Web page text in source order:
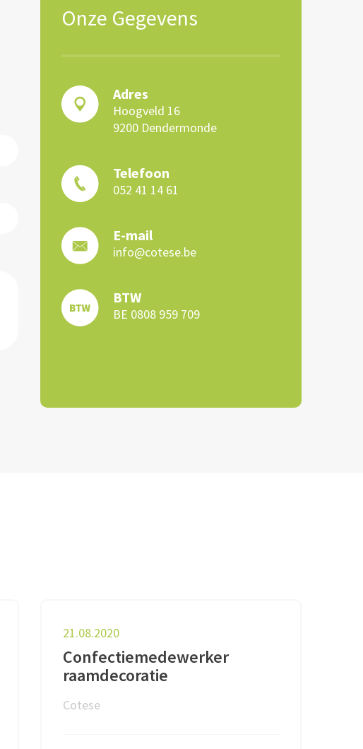
Onze Gegevens
Adres
Hoogveld 16
9200 Dendermonde
Telefoon
052 41 14 61
E-mail
info@cotese.be
BTW
BE 0808 959 709
21.08.2020
Confectiemedewerker
raamdecoratie
Cotese